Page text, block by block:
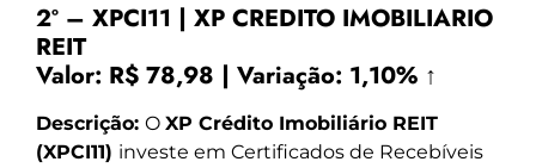
2º – XPCI11 | XP CREDITO IMOBILIARIO
REIT
Valor: R$ 78,98 | Variação: 1,10% ↑
Descrição: O XP Crédito Imobiliário REIT
(XPCI11) investe em Certificados de Recebíveis